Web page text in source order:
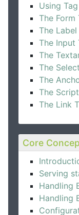
Using
The Form
The
The Input
The
The
The
The
The Link
Core
Serving
Handling
Handling